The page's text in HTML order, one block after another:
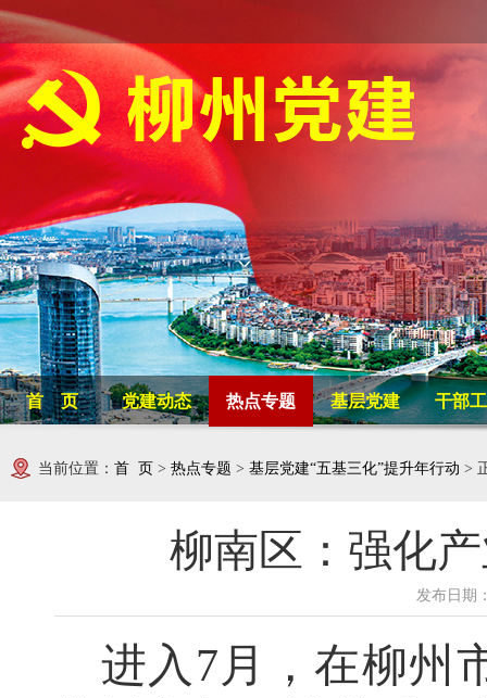
首 页 党建动态 热点专题 基层党建 干部
当前位置： 首 页 > 热点专题 > 基层党建“五基三化”提升年行动 >
柳南区：强化
发布日期
进入 7月，在柳州